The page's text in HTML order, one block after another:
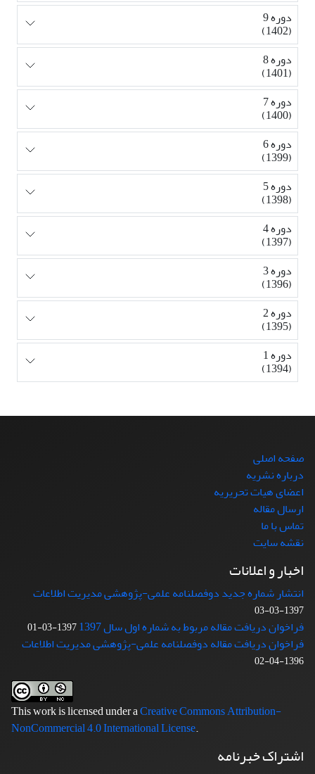
دوره 9
(1402)
دوره 8
(1401)
دوره 7
(1400)
دوره 6
(1399)
دوره 5
(1398)
دوره 4
(1397)
دوره 3
(1396)
دوره 2
(1395)
دوره 1
(1394)
صفحه اصلی
درباره نشریه
اعضای هیات تحریریه
ارسال مقاله
تماس با ما
نقشه سایت
اخبار و اعلانات
انتشار شماره جدید دوفصلنامه علمی-پژوهشی مدیریت اطلاعات
1397-03-03
فراخوان دریافت مقاله مربوط به شماره اول سال 1397 1397-03-01
فراخوان دریافت مقاله دوفصلنامه علمی-پژوهشی مدیریت اطلاعات
1396-04-02
This work is licensed under aCreative Commons Attribution-
NonCommercial 4.0 International License.
اشتراک خبرنامه